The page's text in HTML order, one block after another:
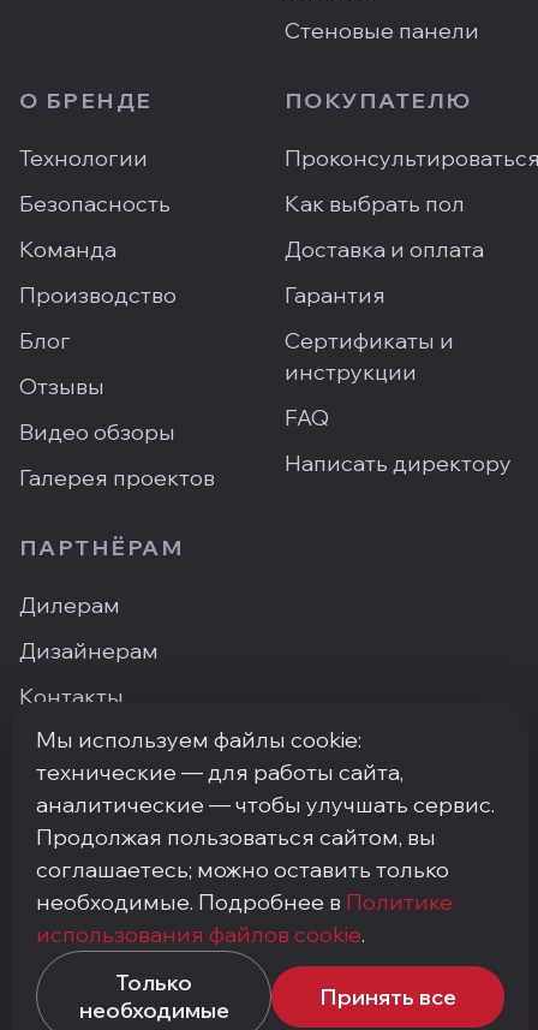
Стеновые панели
О БРЕНДЕ
Технологии
Безопасность
Команда
Производство
Блог
Отзывы
Видео обзоры
Галерея проектов
ПОКУПАТЕЛЮ
Как выбрать пол
Доставка и оплата
Гарантия
Сертификаты и
инструкции
FAQ
Написать директору
ПАРТНЁРАМ
Дилерам
Дизайнерам
Контакты
Где купить
ПН–ПТ: 9:00–18:00·Москва, ArtPlay, Нижняя
Сыромятническая, 10с3
+7 (495) 748-92-20 info@my-step.ru
Политика конфиденциальности
Соглашение на обработку персональных данных
Политика использования файлов cookie
Мы используем файлы cookie:
технические — для работы сайта,
аналитические — чтобы улучшать сервис.
Продолжая пользоваться сайтом, вы
соглашаетесь; можно оставить только
необходимые. Подробнее в Политике
использования файлов cookie.
Только
необходимые
Принять все